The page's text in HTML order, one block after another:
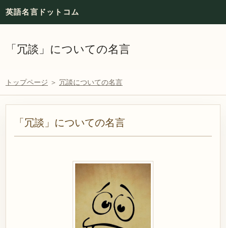
英語名言ドットコム
「冗談」についての名言
トップページ ＞ 冗談についての名言
「冗談」についての名言